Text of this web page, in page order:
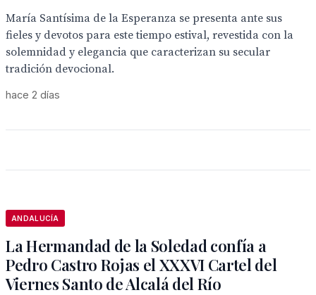
María Santísima de la Esperanza se presenta ante sus
fieles y devotos para este tiempo estival, revestida con la
solemnidad y elegancia que caracterizan su secular
tradición devocional.
hace 2 días
ANDALUCÍA
La Hermandad de la Soledad confía a
Pedro Castro Rojas el XXXVI Cartel del
Viernes Santo de Alcalá del Río